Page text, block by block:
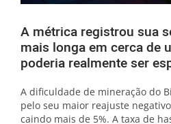
A métrica registrou sua
mais longa em cerca de
poderia realmente ser
A dificuldade de mineração do
pelo seu maior reajuste
caindo mais de 5%. A taxa de